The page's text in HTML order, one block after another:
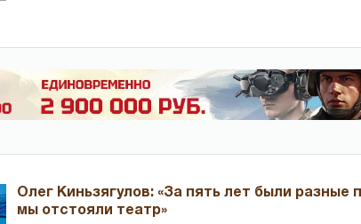
Олег Киньзягулов: «За пять лет были разные
мы отстояли театр»